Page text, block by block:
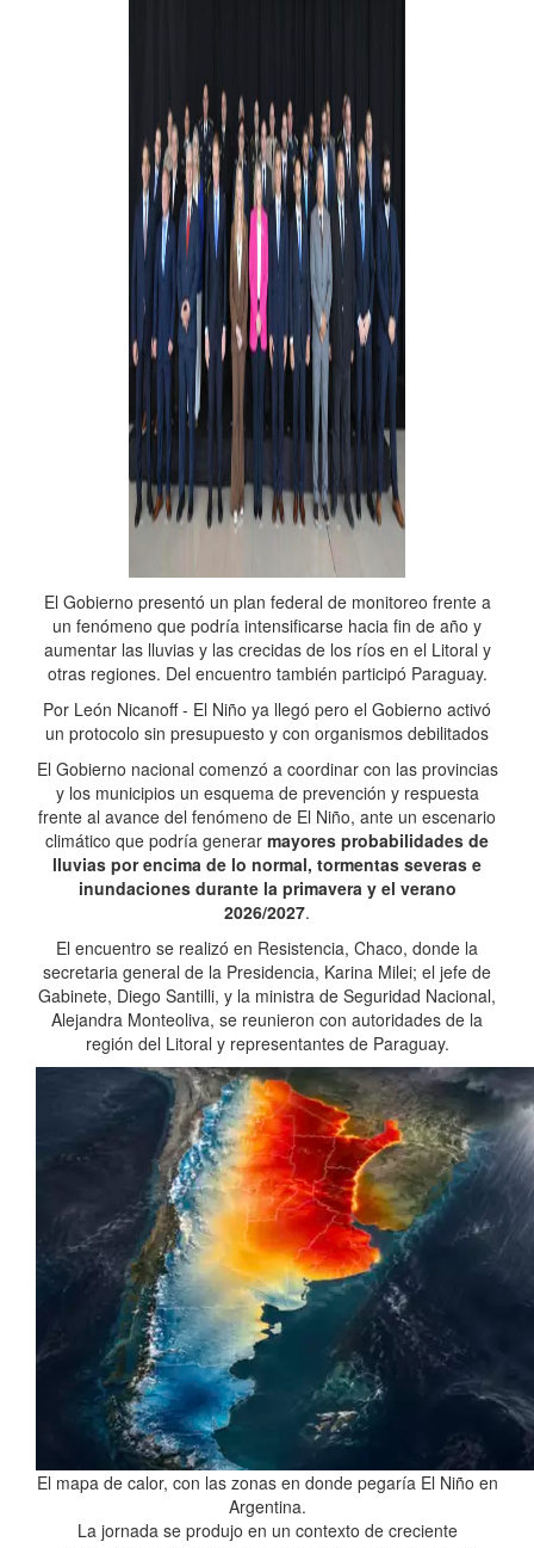
El Gobierno presentó un plan federal de monitoreo frente a
un fenómeno que podría intensificarse hacia fin de año y
aumentar las lluvias y las crecidas de los ríos en el Litoral y
otras regiones. Del encuentro también participó Paraguay.
Por León Nicanoff - El Niño ya llegó pero el Gobierno activó
un protocolo sin presupuesto y con organismos debilitados
El Gobierno nacional comenzó a coordinar con las provincias
y los municipios un esquema de prevención y respuesta
frente al avance del fenómeno de El Niño, ante un escenario
climático que podría generar mayores probabilidades de
lluvias por encima de lo normal, tormentas severas e
inundaciones durante la primavera y el verano
2026/2027.
El encuentro se realizó en Resistencia, Chaco, donde la
secretaria general de la Presidencia, Karina Milei; el jefe de
Gabinete, Diego Santilli, y la ministra de Seguridad Nacional,
Alejandra Monteoliva, se reunieron con autoridades de la
región del Litoral y representantes de Paraguay.
El mapa de calor, con las zonas en donde pegaría El Niño en
Argentina.
La jornada se produjo en un contexto de creciente